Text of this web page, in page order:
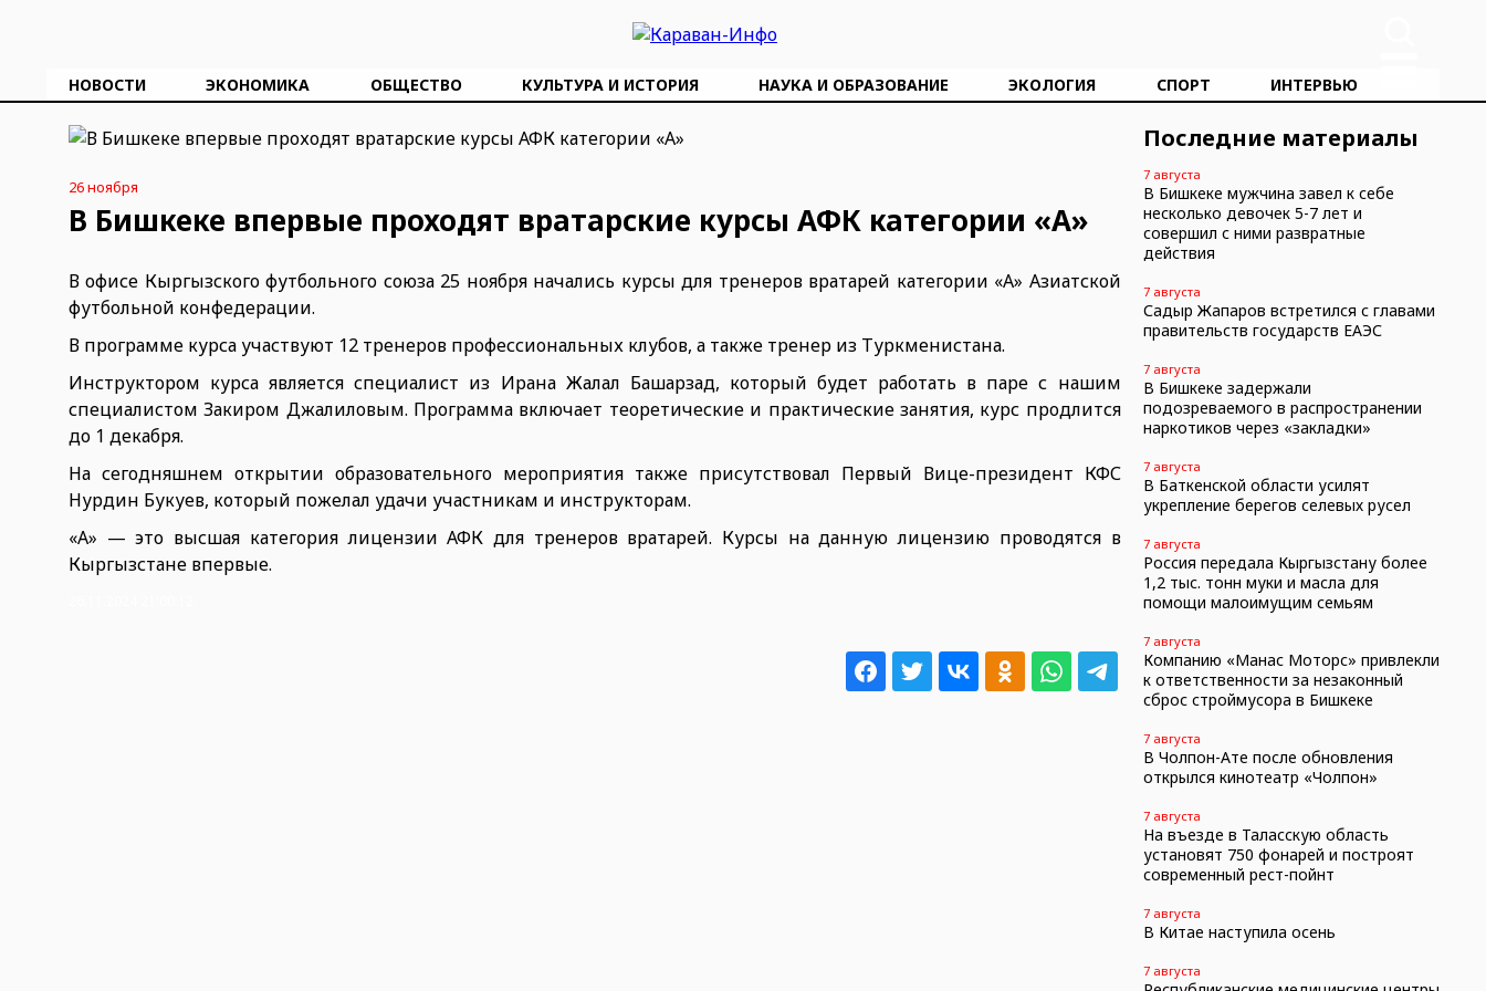
НОВОСТИ ЭКОНОМИКА ОБЩЕСТВО КУЛЬТУРА И ИСТОРИЯ НАУКА И ОБРАЗОВАНИЕ ЭКОЛОГИЯ СПОРТ ИНТЕРВЬЮ
26 ноября
В Бишкеке впервые проходят вратарские курсы АФК категории «А»
В офисе Кыргызского футбольного союза 25 ноября начались курсы для тренеров вратарей категории «А» Азиатской
футбольной конфедерации.
В программе курса участвуют 12 тренеров профессиональных клубов, а также тренер из Туркменистана.
Инструктором курса является специалист из Ирана Жалал Башарзад, который будет работать в паре с нашим
специалистом Закиром Джалиловым. Программа включает теоретические и практические занятия, курс продлится
до 1 декабря.
На сегодняшнем открытии образовательного мероприятия также присутствовал Первый Вице-президент КФС
Нурдин Букуев, который пожелал удачи участникам и инструкторам.
«А» — это высшая категория лицензии АФК для тренеров вратарей. Курсы на данную лицензию проводятся в
Кыргызстане впервые.
Последние материалы
7 августа
В Бишкеке мужчина завел к себе
несколько девочек 5-7 лет и
совершил с ними развратные
действия
7 августа
Садыр Жапаров встретился с главами
правительств государств ЕАЭС
7 августа
В Бишкеке задержали
подозреваемого в распространении
наркотиков через «закладки»
7 августа
В Баткенской области усилят
укрепление берегов селевых русел
7 августа
Россия передала Кыргызстану более
1,2 тыс. тонн муки и масла для
помощи малоимущим семьям
7 августа
Компанию «Манас Моторс» привлекли
к ответственности за незаконный
сброс строймусора в Бишкеке
7 августа
В Чолпон-Ате после обновления
открылся кинотеатр «Чолпон»
7 августа
На въезде в Таласскую область
установят 750 фонарей и построят
современный рест-пойнт
7 августа
В Китае наступила осень
7 августа